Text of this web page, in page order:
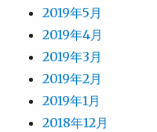
2019年5月
2019年4月
2019年3月
2019年2月
2019年1月
2018年12月